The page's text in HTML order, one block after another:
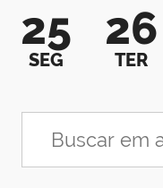
25
SEG
26
TER